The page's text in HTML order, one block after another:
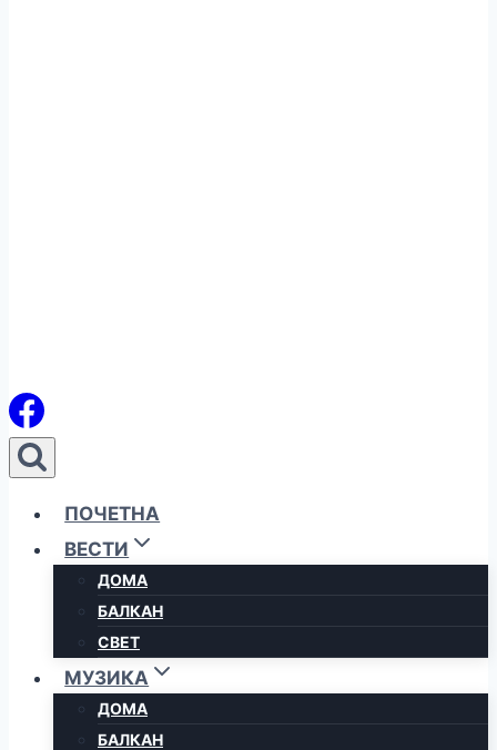
ПОЧЕТНА
ВЕСТИ
ДОМА
БАЛКАН
СВЕТ
МУЗИКА
ДОМА
БАЛКАН